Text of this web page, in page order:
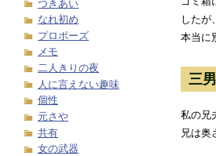
したが
本当に
三
私の兄
兄は奥
つきあい
なれ初め
プロポーズ
メモ
二人きりの夜
人に言えない趣味
個性
元さや
共有
女の武器